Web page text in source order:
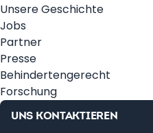
Unsere Geschichte
Jobs
Partner
Presse
Behindertengerecht
Forschung
UNS KONTAKTIEREN